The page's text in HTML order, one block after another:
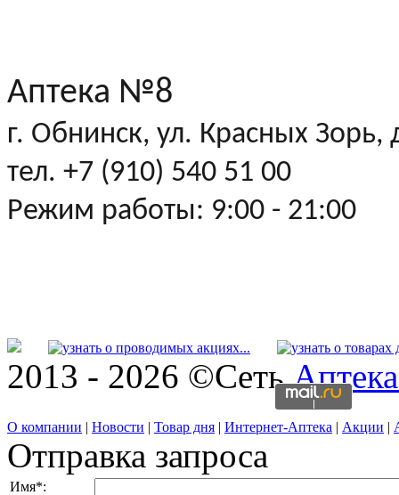
Аптека №8
г. Обнинск, ул. Красных
тел. +7 (910) 540 51 00
Режим работы: 9:00 - 21:00
2013 - 2026 ©Сеть
О компании | Новости | Товар дня | Интернет-Аптека | Акции |
Отправка запроса
Имя*: